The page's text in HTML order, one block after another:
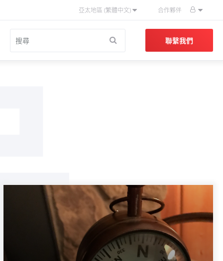
亞太地區 (繁體中文) 合作夥伴
聯繫我們